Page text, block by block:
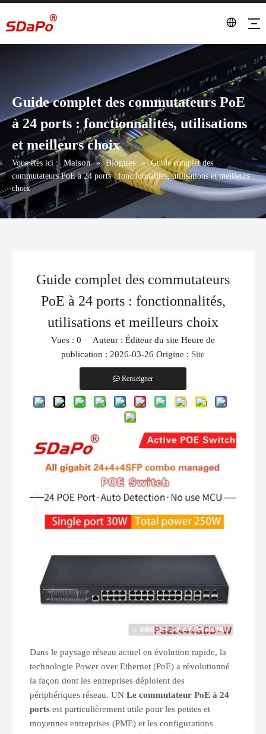
Guide complet des commutateurs PoE
à 24 ports : fonctionnalités, utilisations
et meilleurs choix
Vous êtes ici : Maison » Blogues » Guide complet des
commutateurs PoE à 24 ports : fonctionnalités, utilisations et meilleurs
choix
Guide complet des commutateurs
PoE à 24 ports : fonctionnalités,
utilisations et meilleurs choix
Vues : 0 Auteur : Éditeur du site Heure de
publication : 2026-03-26 Origine : Site
Renseigner
Dans le paysage réseau actuel en évolution rapide, la
technologie Power over Ethernet (PoE) a révolutionné
la façon dont les entreprises déploient des
périphériques réseau. UN Le commutateur PoE à 24
ports est particulièrement utile pour les petites et
moyennes entreprises (PME) et les configurations